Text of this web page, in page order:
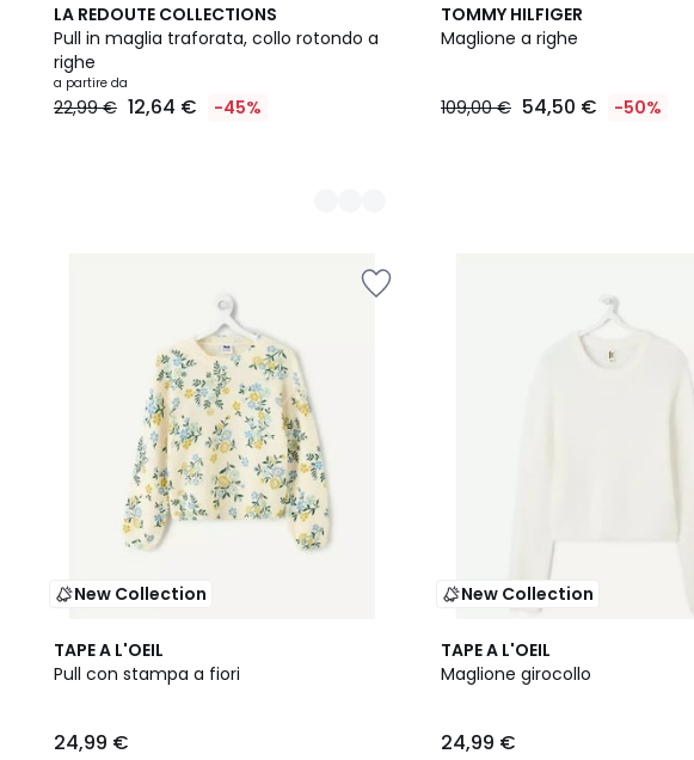
LA REDOUTE COLLECTIONS
Pull in maglia traforata, collo rotondo a
righe
a partire da
22,99 € 12,64 € -45%
2
Colori
TOMMY HILFIGER
Maglione a righe
109,00 € 54,50 € -50%
New Collection
TAPE A L'OEIL
Pull con stampa a fiori
24,99 €
New Collection
TAPE A L'OEIL
Maglione girocollo
24,99 €